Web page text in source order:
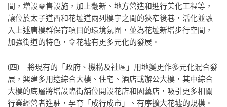
間，增設零售設施，加上翻新、地方營造和進行美化工程等，
讓位於太子道西和花墟道兩列樓宇之間的狹窄後巷，活化並融
入上述唐樓群保育項目的環境氛圍，並為花墟新增步行空間，
加強街道的特色，令花墟有更多元化的發展。
(四) 將現有的「政府、機構及社區」用地變更作多元化混合發
展，興建多用途綜合大樓、住宅、酒店或辦公大樓，其中綜合
大樓的底層將增設臨街舖位開設花店和園藝店，吸引更多相關
行業經營者進駐，孕育「成行成市」、有序擴大花墟的規模。